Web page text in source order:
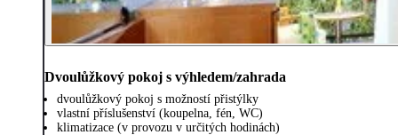
Dvoulůžkový pokoj s výhledem/zahrada
dvoulůžkový pokoj s možností přistýlky
vlastní příslušenství (koupelna, fén, WC)
klimatizace (v provozu v určitých hodinách)